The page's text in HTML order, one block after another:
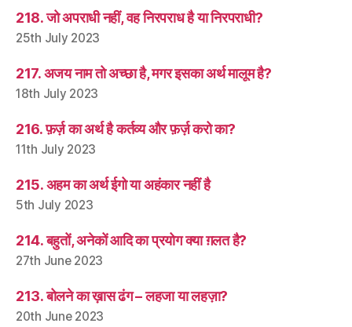
218. जो अपराधी नहीं, वह निरपराध है या निरपराधी?
25th July 2023
217. अजय नाम तो अच्छा है, मगर इसका अर्थ मालूम है?
18th July 2023
216. फ़र्ज़ का अर्थ है कर्तव्य और फ़र्ज़ करो का?
11th July 2023
215. अहम का अर्थ ईगो या अहंकार नहीं है
5th July 2023
214. बहुतों, अनेकों आदि का प्रयोग क्या ग़लत है?
27th June 2023
213. बोलने का ख़ास ढंग – लहजा या लहज़ा?
20th June 2023